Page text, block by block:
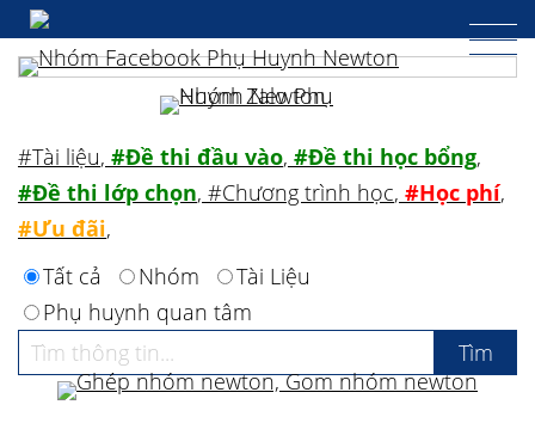
#Tài liệu, #Đề thi đầu vào, #Đề thi học bổng,
#Đề thi lớp chọn, #Chương trình học, #Học phí,
#Ưu đãi,
Tất cả
Nhóm
Tài Liệu
Phụ huynh quan tâm